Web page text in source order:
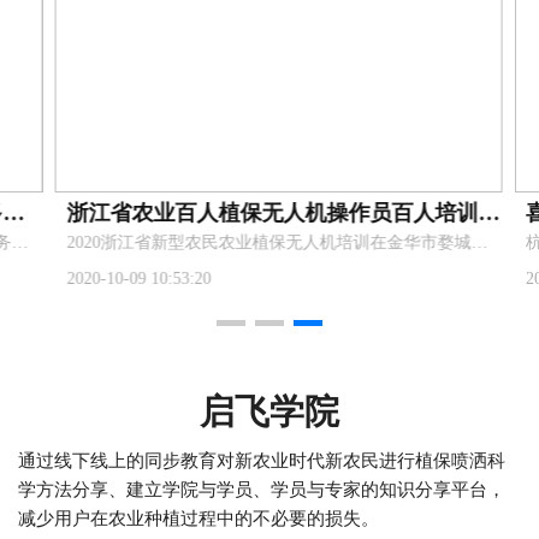
升载重 多功能机架 AG3Pro核心部件
​11 月 30 日上午， 启飞智能享“启”成2021新成品新商务发布会在杭州举行,共同见证探讨科技对农业行业的推动，展望智慧农业新发展。
浙江省农业百人植保无人机操作员百人培训圆满完成
2020浙江省新型农民农业植保无人机培训在金华市婺城区九峰职业学校成功举办！
2020-10-09 10:53:20
启飞学院
通过线下线上的同步教育对新农业时代新农民进行植保喷洒科
学方法分享、建立学院与学员、学员与专家的知识分享平台，
减少用户在农业种植过程中的不必要的损失。